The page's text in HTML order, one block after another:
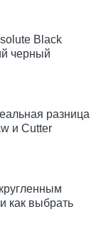
Black
черный
разница
и Cutter
как выбрать